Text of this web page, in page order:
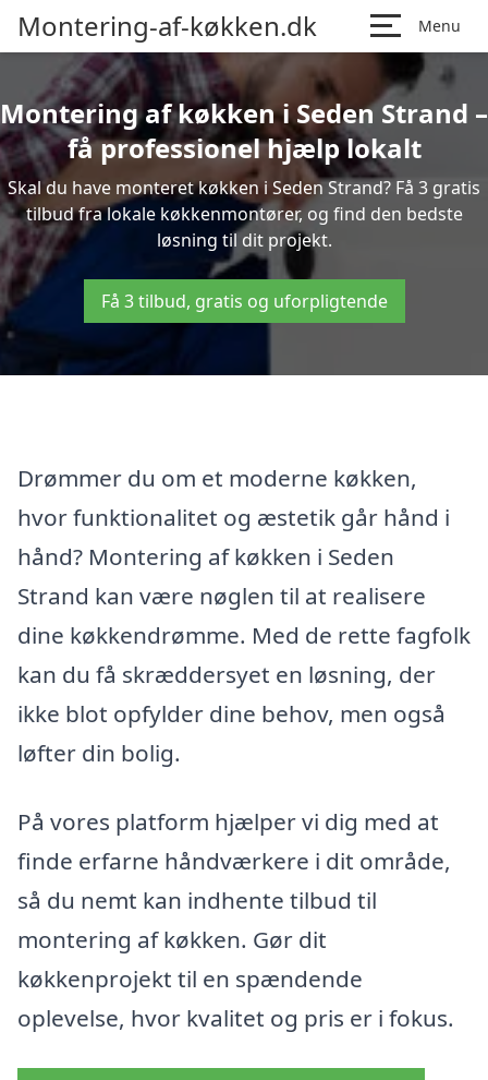
Montering-af-køkken.dk Menu
Montering af køkken i Seden Strand –
få professionel hjælp lokalt
Skal du have monteret køkken i Seden Strand? Få 3 gratis
tilbud fra lokale køkkenmontører, og find den bedste
løsning til dit projekt.
Få 3 tilbud, gratis og uforpligtende
Drømmer du om et moderne køkken,
hvor funktionalitet og æstetik går hånd i
hånd? Montering af køkken i Seden
Strand kan være nøglen til at realisere
dine køkkendrømme. Med de rette fagfolk
kan du få skræddersyet en løsning, der
ikke blot opfylder dine behov, men også
løfter din bolig.
På vores platform hjælper vi dig med at
finde erfarne håndværkere i dit område,
så du nemt kan indhente tilbud til
montering af køkken. Gør dit
køkkenprojekt til en spændende
oplevelse, hvor kvalitet og pris er i fokus.